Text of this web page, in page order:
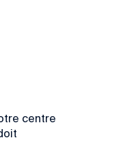
centre